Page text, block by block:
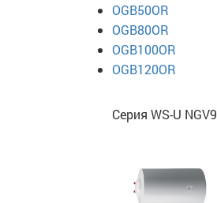
OGB50OR
OGB80OR
OGB100OR
OGB120OR
Серия WS-U NGV9